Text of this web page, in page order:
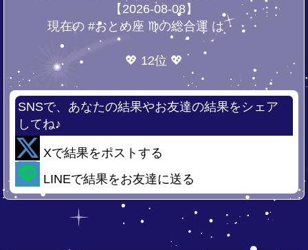
【2026-08-08】
現在の #おとめ座 ♍の総合運 は・・・
💖 12位 💖
SNSで、あなたの結果やお友達の結果をシェア
してね♪
Xで結果をポストする
LINEで結果をお友達に送る